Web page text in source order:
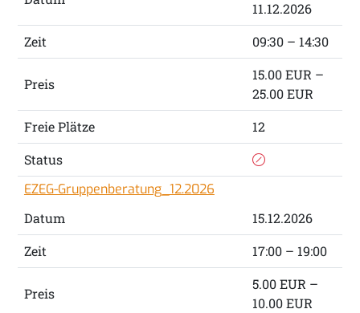
11.12.2026
Zeit
09:30 – 14:30
Preis
15.00 EUR –
25.00 EUR
Freie Plätze
12
Status
EZEG-Gruppenberatung_12.2026
Datum
15.12.2026
Zeit
17:00 – 19:00
Preis
5.00 EUR –
10.00 EUR